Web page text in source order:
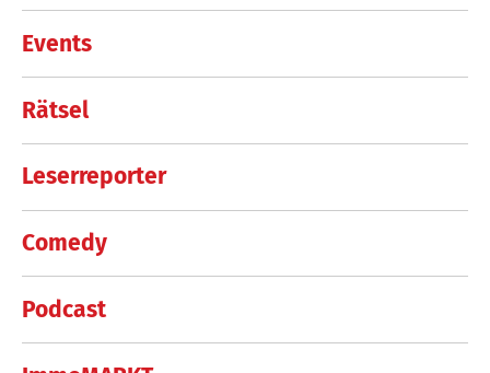
Events
Rätsel
Leserreporter
Comedy
Podcast